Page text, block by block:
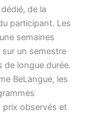
de la
participant. Les
semaines
un semestre
de longue durée.
BeLangue, les
prix observés et